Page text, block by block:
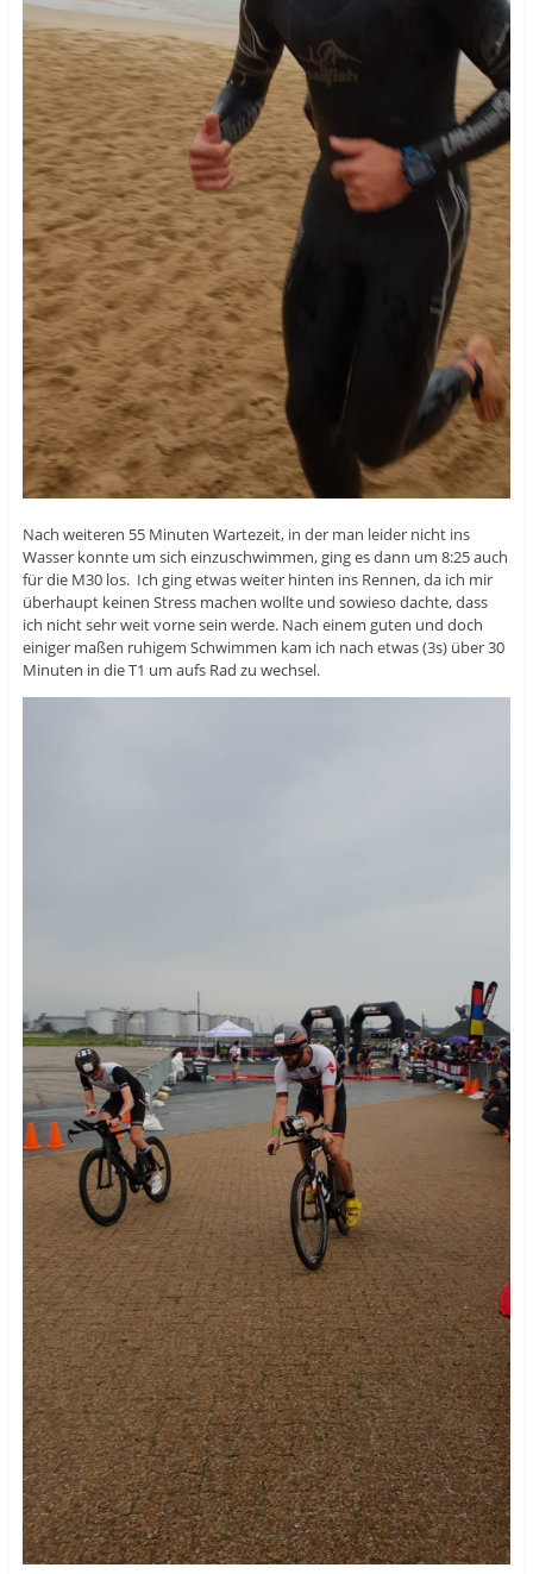
Nach weiteren 55 Minuten Wartezeit, in der man leider nicht ins
Wasser konnte um sich einzuschwimmen, ging es dann um 8:25 auch
für die M30 los. Ich ging etwas weiter hinten ins Rennen, da ich mir
überhaupt keinen Stress machen wollte und sowieso dachte, dass
ich nicht sehr weit vorne sein werde. Nach einem guten und doch
einiger maßen ruhigem Schwimmen kam ich nach etwas (3s) über 30
Minuten in die T1 um aufs Rad zu wechsel.